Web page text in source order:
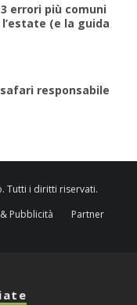
errori più comuni
(e la guida
responsabile
Tutti i diritti riservati.
Pubblicità Partner